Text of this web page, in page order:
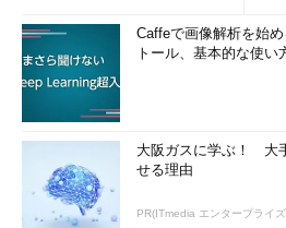
Caffeで画像解析を始
トール、基本的な使い
大阪ガスに学ぶ！ 大
せる理由
PR(ITmedia エンタープライ